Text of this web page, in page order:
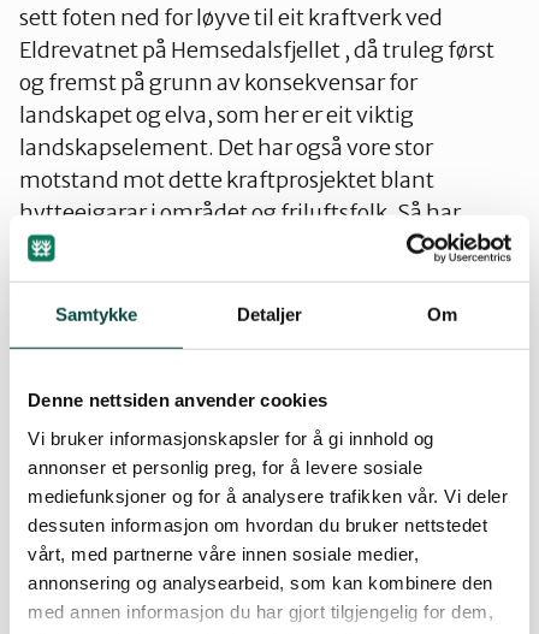
Samtykke Detaljer Om
Denne nettsiden anvender cookies
Vi bruker informasjonskapsler for å gi innhold og
annonser et personlig preg, for å levere sosiale
mediefunksjoner og for å analysere trafikken vår. Vi deler
dessuten informasjon om hvordan du bruker nettstedet
vårt, med partnerne våre innen sosiale medier,
annonsering og analysearbeid, som kan kombinere den
med annen informasjon du har gjort tilgjengelig for dem,
sett foten ned for løyve til eit kraftverk ved
Eldrevatnet på Hemsedalsfjellet , då truleg først
og fremst på grunn av konsekvensar for
landskapet og elva, som her er eit viktig
landskapselement. Det har også vore stor
motstand mot dette kraftprosjektet blant
hytteeigarar i området og friluftsfolk. Så har
kraftselskapet anka vedtaket inn for Olje-og
energidepartementet, som no snur om og gjev
konsesjon, tydelegvis etter at ministeren har teke
nokre telefonar til partikollegaen i
spørje: Er dette ei demokratisk og uhilda
sakshandsaming eller liknar det meir på
”sakshandsaminga” i regime som vi helst ikkje vil
samanlikne oss med?
Vi har dessverre mist all tiltru til Senterpartiet i
slike saker. Såleis har vi til gode å sjå at partiet sine